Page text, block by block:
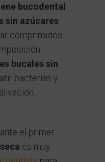
bucodental
sin azúcares
comprimidos
bucales sin
bacterias y
el primer
es muy